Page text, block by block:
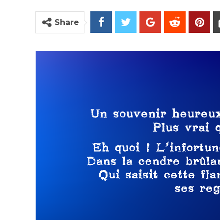
Share